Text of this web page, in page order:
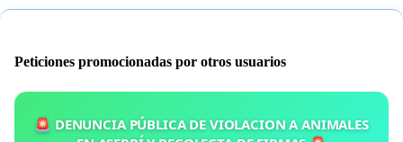
Peticiones promocionadas por otros usuarios
🚨 DENUNCIA PÚBLICA DE VIOLACION A ANIMALES